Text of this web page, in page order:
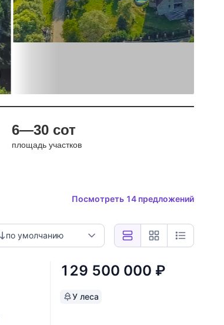
6—30 сот
площадь участков
Посмотреть 14 предложений
по умолчанию
129 500 000 ₽
У леса